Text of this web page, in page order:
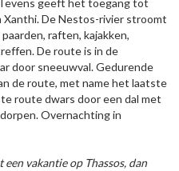
geeft het toegang tot
De Nestos-rivier stroomt
raften, kajakken,
De route is in de
door sneeuwval. Gedurende
de route, met name het laatste
route dwars door een dal met
Overnachting in
vakantie op Thassos, dan